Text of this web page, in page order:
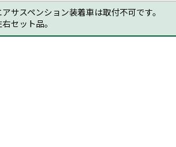
アサスペンション装着車は取付不可です。
セット品。